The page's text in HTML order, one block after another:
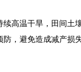
高温干旱，田间土
，避免造成减产损失